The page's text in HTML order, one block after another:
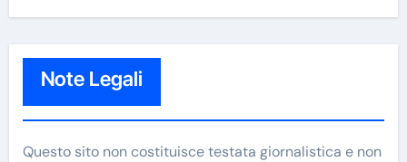
Note Legali
Questo sito non costituisce testata giornalistica e non